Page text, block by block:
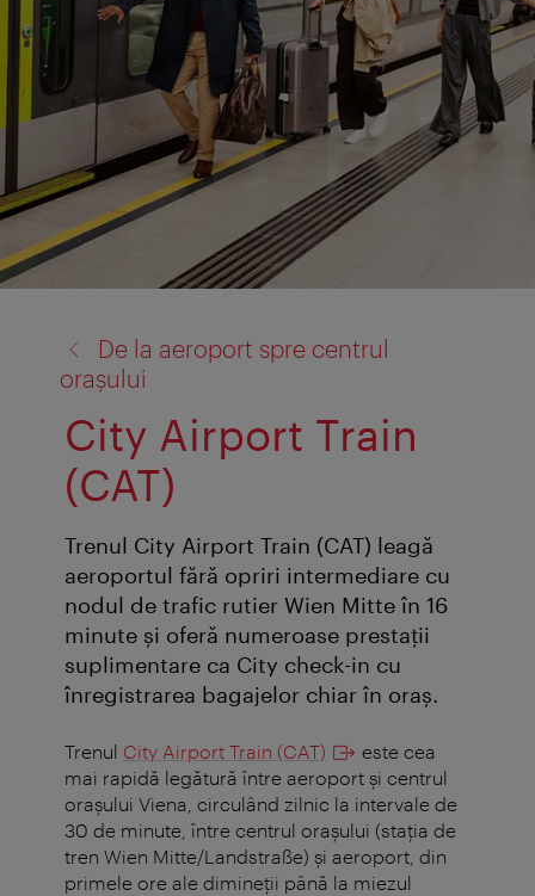
De la aeroport spre centrul
oraşului
City Airport Train
(CAT)
Trenul City Airport Train (CAT) leagă
aeroportul fără opriri intermediare cu
nodul de trafic rutier Wien Mitte în 16
minute şi oferă numeroase prestaţii
suplimentare ca City check-in cu
înregistrarea bagajelor chiar în oraş.
Trenul City Airport Train (CAT)
este cea
mai rapidă legătură între aeroport și centrul
orașului Viena, circulând zilnic la intervale de
30 de minute, între centrul orașului (stația de
tren Wien Mitte/Landstraße) și aeroport, din
primele ore ale dimineții până la miezul